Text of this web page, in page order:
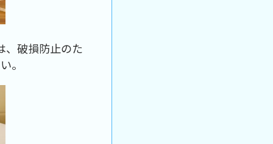
、破損防止のた
。